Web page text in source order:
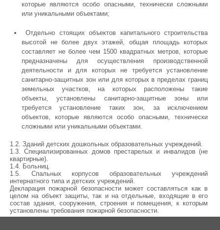
которые являются особо опасными, технически сложными
или уникальными объектами;
Отдельно стоящих объектов капитального строительства
высотой не более двух этажей, общая площадь которых
составляет не более чем 1500 квадратных метров, которые
предназначены для осуществления производственной
деятельности и для которых не требуется установление
санитарно-защитных зон или для которых в пределах границ
земельных участков, на которых расположены такие
объекты, установлены санитарно-защитные зоны или
требуется установление таких зон, за исключением
объектов, которые являются особо опасными, технически
сложными или уникальными объектами.
1.2. Зданий детских дошкольных образовательных учреждений.
1.3. Специализированных домов престарелых и инвалидов (не
квартирные).
1.4. Больниц.
1.5. Спальных корпусов образовательных учреждений
интернатного типа и детских учреждений.
Декларация пожарной безопасности может составляться как в
целом на объект защиты, так и на отдельные, входящие в его
состав здания, сооружения, строения и помещения, к которым
установлены требования пожарной безопасности.